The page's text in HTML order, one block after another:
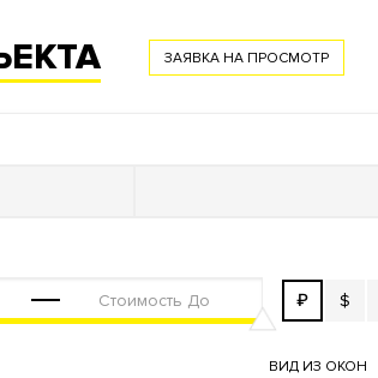
ЗАЯВКА НА ПРОСМОТР
₽ $
ВИД ИЗ ОКОН